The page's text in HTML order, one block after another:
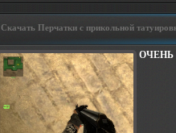
Скачать Перчатки с прикольной
ОЧЕНЬ